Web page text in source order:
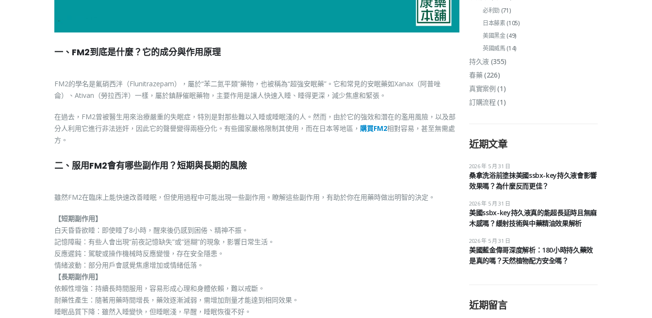
一、FM2到底是什麼？它的成分與作用原理
FM2的學名是氟硝西泮（Flunitrazepam），屬於“苯二氮平類”藥物，也被稱為“超強安眠藥”。它和常見的安眠藥如Xanax（阿普唑
侖）、Ativan（勞拉西泮）一樣，屬於鎮靜催眠藥物，主要作用是讓人快速入睡、睡得更深，減少焦慮和緊張。
在過去，FM2曾被醫生用來治療嚴重的失眠症，特別是對那些難以入睡或睡眠淺的人。然而，由於它的強效和潛在的濫用風險，以及部
分人利用它進行非法迷奸，因此它的聲譽變得兩極分化。有些國家嚴格限制其使用，而在日本等地區， 購買FM2相對容易，甚至無需處
方。
二、服用FM2會有哪些副作用？短期與長期的風險
雖然FM2在臨床上能快速改善睡眠，但使用過程中可能出現一些副作用。瞭解這些副作用，有助於你在用藥時做出明智的決定。
【短期副作用】
白天昏昏欲睡：即使睡了8小時，醒來後仍感到困倦、精神不振。
記憶障礙：有些人會出現“前夜記憶缺失”或“迷糊”的現象，影響日常生活。
反應遲鈍：駕駛或操作機械時反應變慢，存在安全隱患。
情緒波動：部分用戶會感覺焦慮增加或情緒低落。
【長期副作用】
依賴性增強：持續長時間服用，容易形成心理和身體依賴，難以戒斷。
耐藥性產生：隨著用藥時間增長，藥效逐漸減弱，需增加劑量才能達到相同效果。
睡眠品質下降：雖然入睡變快，但睡眠淺，早醒，睡眠恢復不好。
必利勁(71)
日本藤素(105)
美國黑金(49)
英國威馬(14)
持久液(355)
春藥(226)
真實案例 (1)
訂購流程 (1)
近期文章
桑拿洗浴前塗抹美國ssbx-key持久液會影響
效果嗎？為什麼反而更佳？
2026 年 5 月 31 日
美國ssbx-key持久液真的能超長延時且無麻
木感嗎？緩射技術與中藥精油效果解析
2026 年 5 月 31 日
美國藍金偉哥深度解析：180小時持久藥效
是真的嗎？天然植物配方安全嗎？
2026 年 5 月 31 日
近期留言